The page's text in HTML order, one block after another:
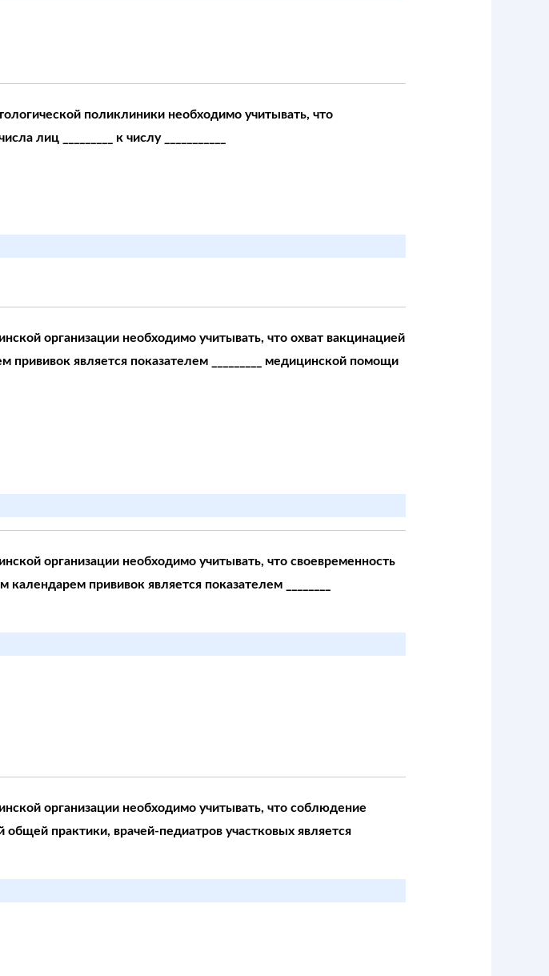
поликлиники необходимо учитывать, что
лиц _________ к числу ___________
организации необходимо учитывать, что охват вакцинацией
является показателем _________ медицинской помощи
организации необходимо учитывать, что своевременность
прививок является показателем ________
организации необходимо учитывать, что соблюдение
практики, врачей-педиатров участковых является